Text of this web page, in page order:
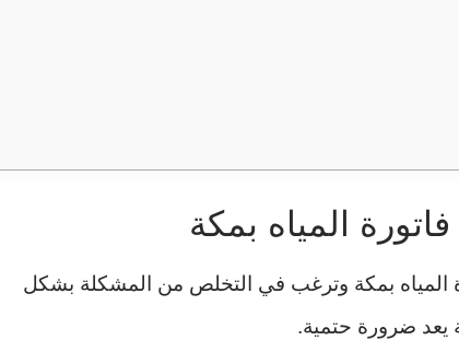
المياه بمكة
المياه بمكة وترغب في التخلص من المشكلة بشكل
يعد ضرورة حتمية.